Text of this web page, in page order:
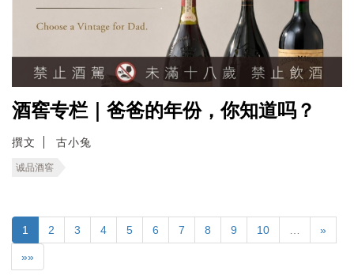
酒窖专栏｜爸爸的年份，你知道吗？
撰文 古小兔
诚品酒窖
1 2 3 4 5 6 7 8 9 10 »
»»